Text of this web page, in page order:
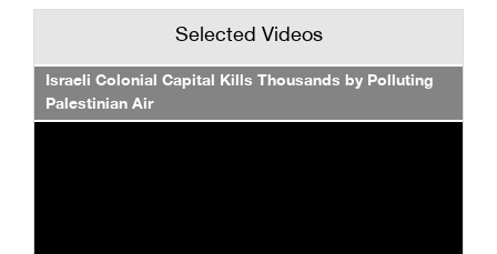
Selected Videos
Israeli Colonial Capital Kills Thousands by Polluting
Palestinian Air